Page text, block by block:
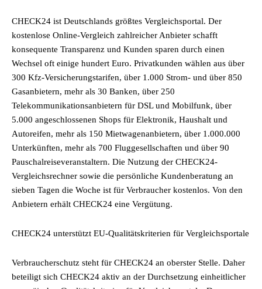
CHECK24 ist Deutschlands größtes Vergleichsportal. Der
kostenlose Online-Vergleich zahlreicher Anbieter schafft
konsequente Transparenz und Kunden sparen durch einen
Wechsel oft einige hundert Euro. Privatkunden wählen aus über
300 Kfz-Versicherungstarifen, über 1.000 Strom- und über 850
Gasanbietern, mehr als 30 Banken, über 250
Telekommunikationsanbietern für DSL und Mobilfunk, über
5.000 angeschlossenen Shops für Elektronik, Haushalt und
Autoreifen, mehr als 150 Mietwagenanbietern, über 1.000.000
Unterkünften, mehr als 700 Fluggesellschaften und über 90
Pauschalreiseveranstaltern. Die Nutzung der CHECK24-
Vergleichsrechner sowie die persönliche Kundenberatung an
sieben Tagen die Woche ist für Verbraucher kostenlos. Von den
Anbietern erhält CHECK24 eine Vergütung.
CHECK24 unterstützt EU-Qualitätskriterien für Vergleichsportale
Verbraucherschutz steht für CHECK24 an oberster Stelle. Daher
beteiligt sich CHECK24 aktiv an der Durchsetzung einheitlicher